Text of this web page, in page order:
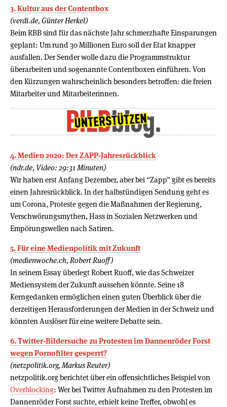
3. Kultur aus der Contentbox
(verdi.de, Günter Herkel)
Beim RBB sind für das nächste Jahr schmerzhafte Einsparungen
geplant: Um rund 30 Millionen Euro soll der Etat knapper
ausfallen. Der Sender wolle dazu die Programmstruktur
überarbeiten und sogenannte Contentboxen einführen. Von
den Kürzungen wahrscheinlich besonders betroffen: die freien
Mitarbeiter und Mitarbeiterinnen.
4. Medien 2020: Der ZAPP-Jahresrückblick
(ndr.de, Video: 29:31 Minuten)
Wir haben erst Anfang Dezember, aber bei “Zapp” gibt es bereits
einen Jahresrückblick. In der halbstündigen Sendung geht es
um Corona, Proteste gegen die Maßnahmen der Regierung,
Verschwörungsmythen, Hass in Sozialen Netzwerken und
Empörungswellen nach Satiren.
5. Für eine Medienpolitik mit Zukunft
(medienwoche.ch, Robert Ruoff)
In seinem Essay überlegt Robert Ruoff, wie das Schweizer
Mediensystem der Zukunft aussehen könnte. Seine 18
Kerngedanken ermöglichen einen guten Überblick über die
derzeitigen Herausforderungen der Medien in der Schweiz und
könnten Auslöser für eine weitere Debatte sein.
6. Twitter-Bildersuche zu Protesten im Dannenröder Forst
wegen Pornofilter gesperrt?
(netzpolitik.org, Markus Reuter)
netzpolitik.org berichtet über ein offensichtliches Beispiel von
Overblocking: Wer bei Twitter Aufnahmen zu den Protesten im
Dannenröder Forst suchte, erhielt keine Treffer, obwohl es